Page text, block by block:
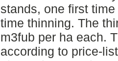
stands, one first
time thinning. The
m3fub per ha each.
according to price-